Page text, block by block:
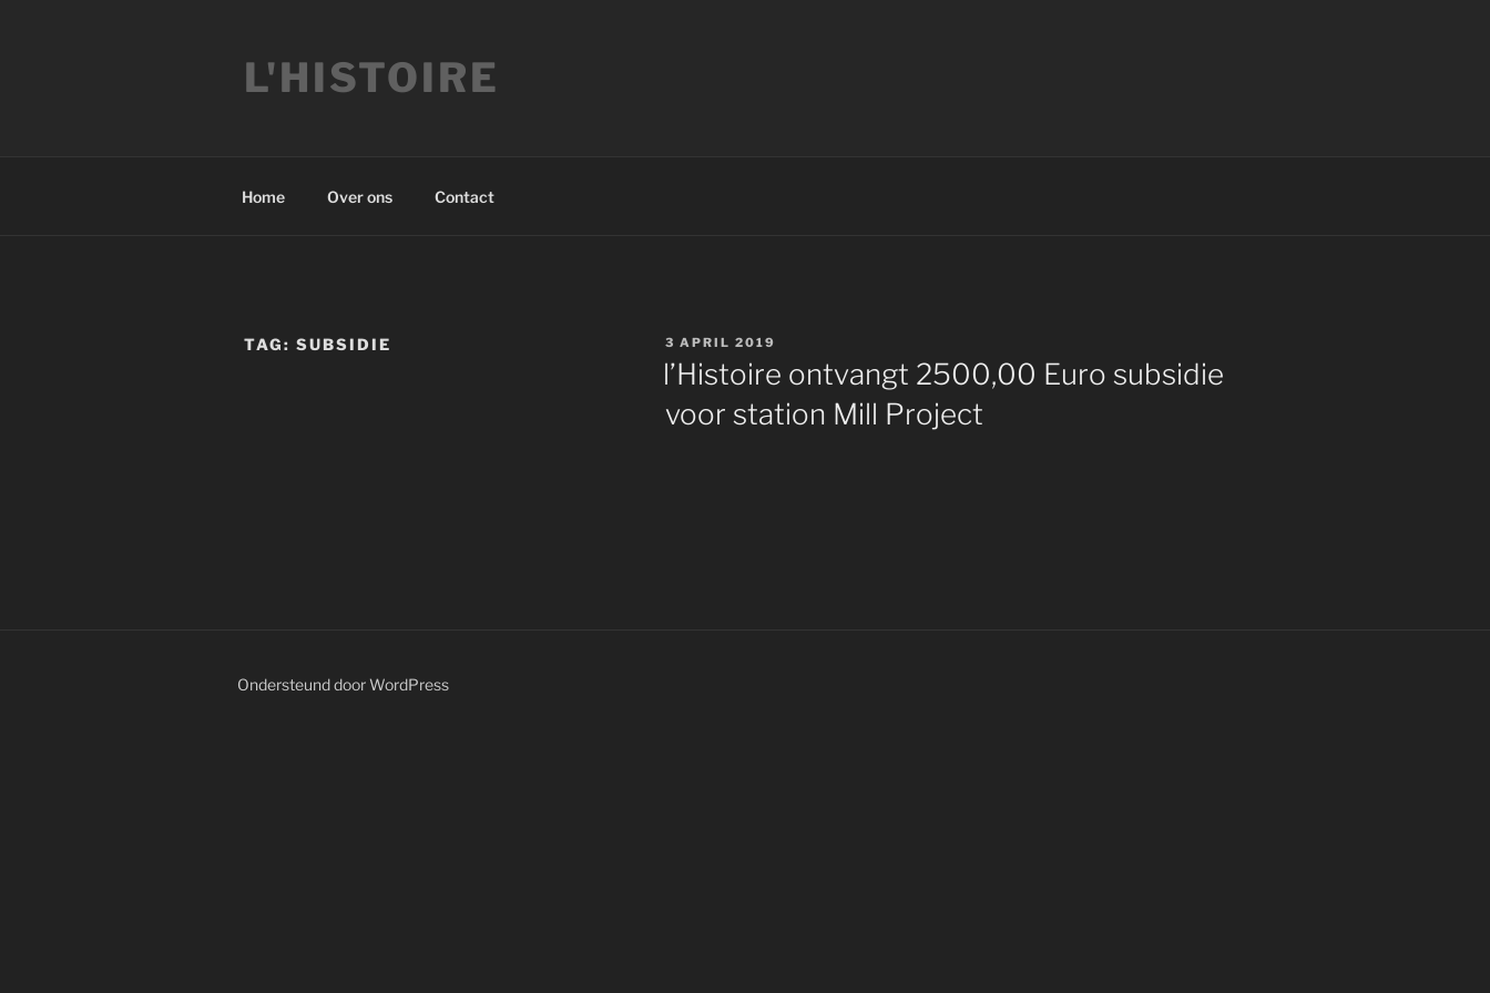
L'HISTOIRE
Home Over ons Contact
TAG: SUBSIDIE
GEPLAATST
OP
3 APRIL 2019
l’Histoire ontvangt 2500,00 Euro subsidie
voor station Mill Project
Ondersteund door WordPress